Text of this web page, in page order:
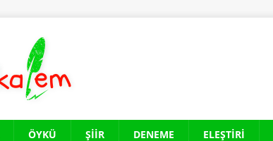
ÖYKÜ ŞIIR DENEME ELEŞTIRI